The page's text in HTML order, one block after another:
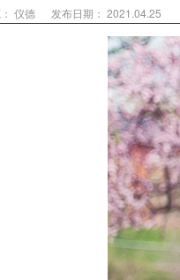
仪德 发布日期： 2021.04.25